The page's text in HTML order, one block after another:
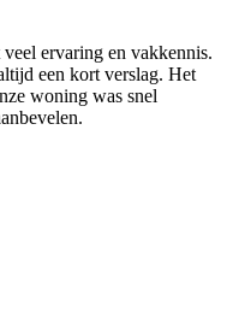
ervaring en vakkennis.
een kort verslag. Het
woning was snel